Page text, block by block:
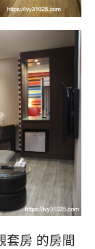
套房 的房間